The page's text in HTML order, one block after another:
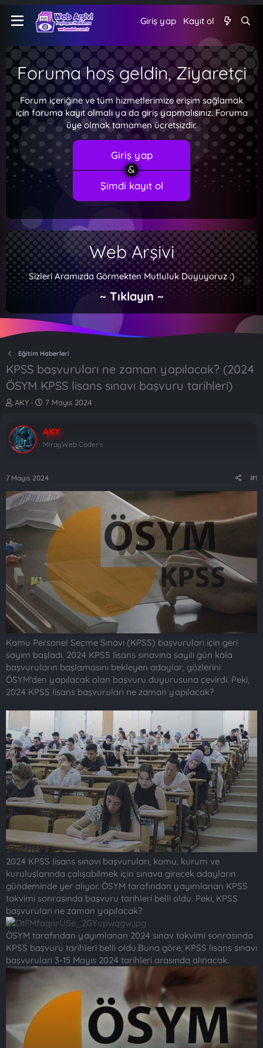
Giriş yap Kayıt ol
Foruma hoş geldin, Ziyaretçi
Forum içeriğine ve tüm hizmetlerimize erişim sağlamak
için foruma kayıt olmalı ya da giriş yapmalısınız. Foruma
üye olmak tamamen ücretsizdir.
Giriş yap
Şimdi kayıt ol
Web Arşivi
Sizleri Aramızda Görmekten Mutluluk Duyuyoruz :)
~ Tıklayın ~
Eğitim Haberleri
KPSS başvuruları ne zaman yapılacak? (2024
ÖSYM KPSS lisans sınavı başvuru tarihleri)
K
b
u
y
b
ş
l
t
n
AKY
B
l
a
ı
t
i
7 Mayıs 2024
AKY
MirayWeb Coder's
7 Mayıs 2024 #1
Kamu Personel Seçme Sınavı (KPSS) başvuruları için geri
sayım başladı. 2024 KPSS lisans sınavına sayılı gün kala
başvuruların başlamasını bekleyen adaylar, gözlerini
ÖSYM'den yapılacak olan başvuru duyurusuna çevirdi. Peki,
2024 KPSS lisans başvuruları ne zaman yapılacak?
2024 KPSS lisans sınavı başvuruları, kamu, kurum ve
kuruluşlarında çalışabilmek için sınava girecek adayların
gündeminde yer alıyor. ÖSYM tarafından yayımlanan KPSS
takvimi sonrasında başvuru tarihleri belli oldu. Peki, KPSS
başvuruları ne zaman yapılacak?
ÖSYM tarafından yayımlanan 2024 sınav takvimi sonrasında
KPSS başvuru tarihleri belli oldu.Buna göre; KPSS lisans sınavı
başvuruları 3-15 Mayıs 2024 tarihleri arasında alınacak.